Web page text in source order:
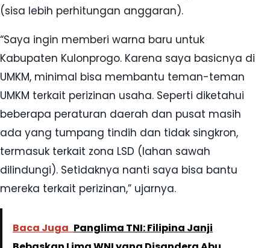
(sisa lebih perhitungan anggaran).
“Saya ingin memberi warna baru untuk
Kabupaten Kulonprogo. Karena saya basicnya di
UMKM, minimal bisa membantu teman-teman
UMKM terkait perizinan usaha. Seperti diketahui
beberapa peraturan daerah dan pusat masih
ada yang tumpang tindih dan tidak singkron,
termasuk terkait zona LSD (lahan sawah
dilindungi). Setidaknya nanti saya bisa bantu
mereka terkait perizinan,” ujarnya.
Baca Juga Panglima TNI: Filipina Janji